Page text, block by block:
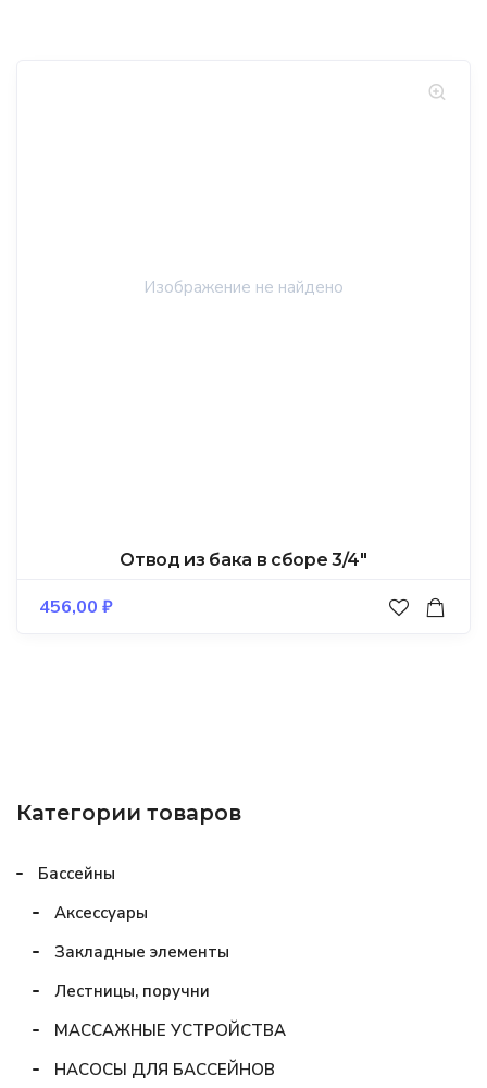
Отвод из бака в сборе 3/4″
456,00 ₽
Категории товаров
Бассейны
Аксессуары
Закладные элементы
Лестницы, поручни
МАССАЖНЫЕ УСТРОЙСТВА
НАСОСЫ ДЛЯ БАССЕЙНОВ